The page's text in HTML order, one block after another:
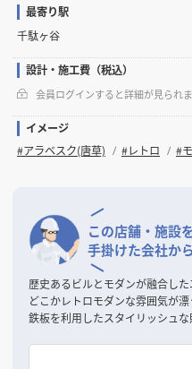
最寄り駅
千駄ヶ谷
設計・施工費（税込）
会員ログインすると詳細が見られ
イメージ
#アラベスク(唐草)
#レトロ #
この店舗・施設
手掛けた会社か
歴史あるビルとモダンが融合し
どこかレトロモダンな雰囲気が
鉄板を利用したスタイリッシュな